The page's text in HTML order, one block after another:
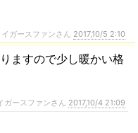
ガースファンさん 2017,10/5 2:10
ますので少し暖かい格
ースファンさん 2017,10/4 21:09